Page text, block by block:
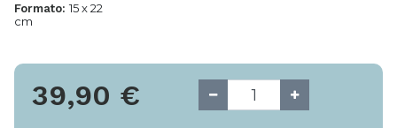
Formato: 15 x 22
cm
39,90 €